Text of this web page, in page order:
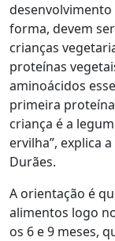
desenvolvimento
forma, devem
crianças
proteínas
aminoácidos
primeira
criança é a
ervilha”, explica
Durães.
A orientação é
alimentos logo
os 6 e 9 meses,